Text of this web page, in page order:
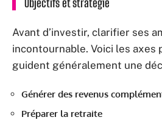
Avant d’investir, clarifier ses
incontournable. Voici les axes
guident généralement une
Générer des revenus
Préparer la retraite